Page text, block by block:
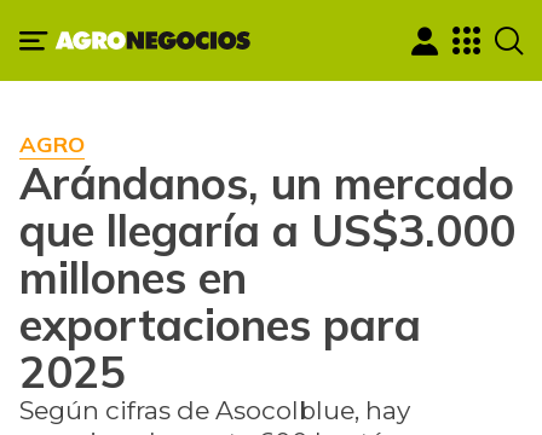
AGRO
Arándanos, un mercado
que llegaría a US$3.000
millones en
exportaciones para
2025
Según cifras de Asocolblue, hay